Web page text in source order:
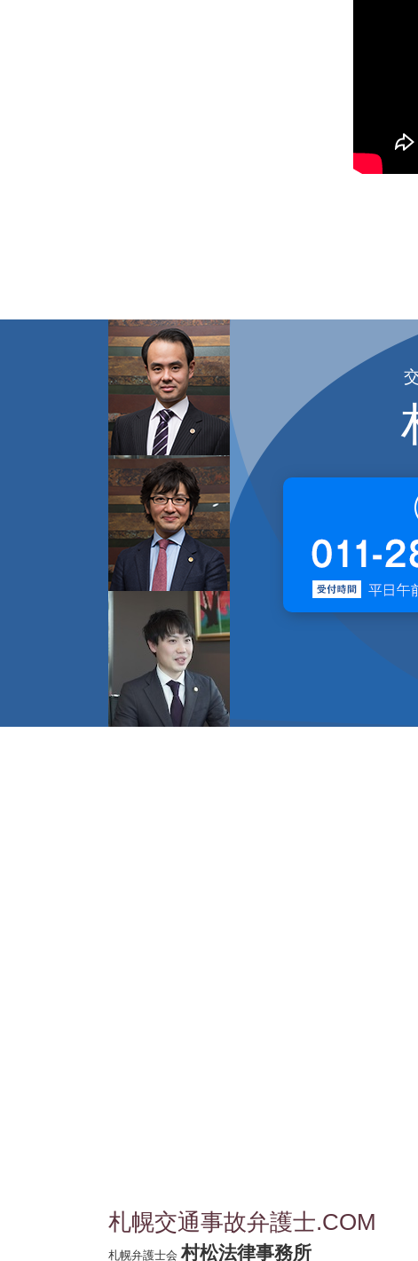
札幌交通事故弁護士.COM
札幌弁護士会村松法律事務所